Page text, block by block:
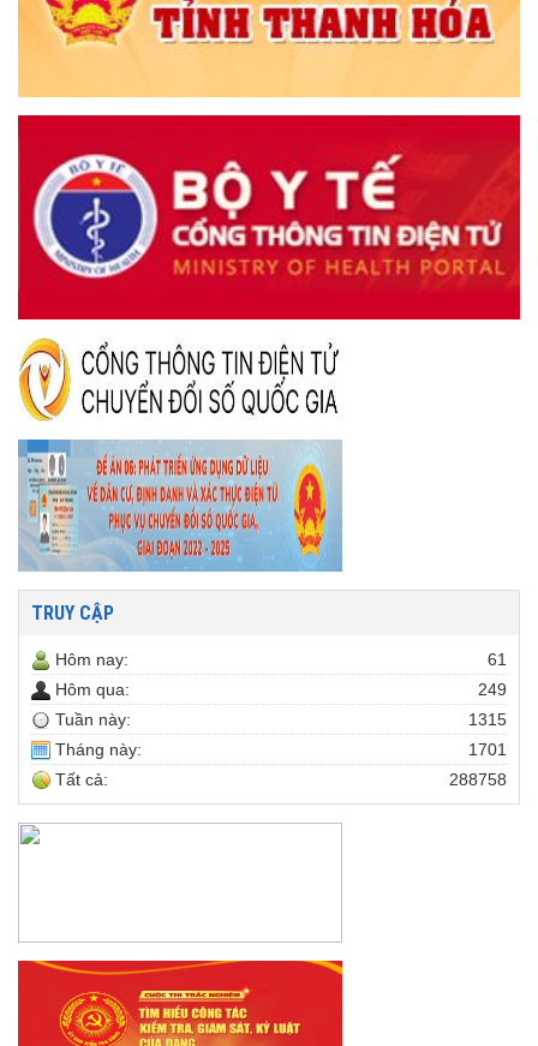
TRUY CẬP
Hôm nay:
61
Hôm qua:
249
Tuần này:
1315
Tháng này:
1701
Tất cả:
288758